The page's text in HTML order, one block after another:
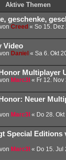
Aktive Themen
geschenke,
Creed « So 15. Dez
Video
Daniel « Sa 6. Okt
Multiplayer
Marc3l « Fr 12.
Neuer
Marc3l « Do 28.
Special Editions
Marc3l « Do 15. Jul